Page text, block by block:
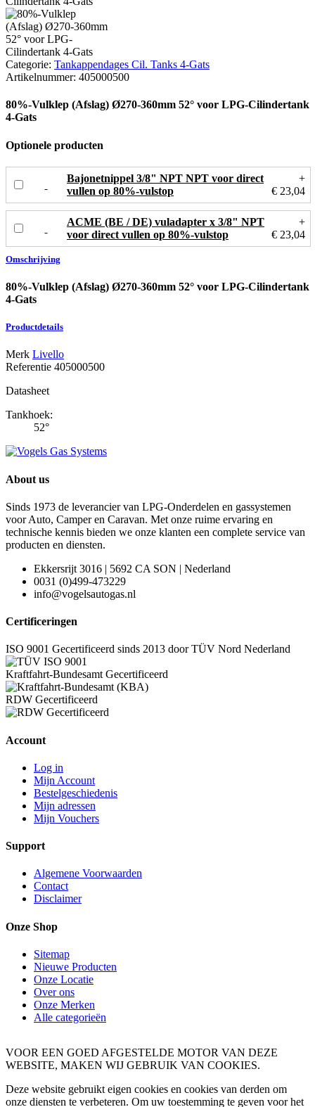
Categorie: Tankappendages Cil. Tanks 4-Gats
Artikelnummer: 405000500
80%-Vulklep (Afslag) Ø270-360mm 52° voor LPG-Cilindertank
4-Gats
Optionele producten
Bajonetnippel 3/8" NPT NPT voor direct
vullen op 80%-vulstop
+
€ 23,04
ACME (BE / DE) vuladapter x 3/8" NPT
voor direct vullen op 80%-vulstop
+
€ 23,04
Omschrijving
80%-Vulklep (Afslag) Ø270-360mm 52° voor LPG-Cilindertank
4-Gats
Productdetails
Merk Livello
Referentie 405000500
Datasheet
Tankhoek:
52°
About us
Sinds 1973 de leverancier van LPG-Onderdelen en gassystemen
voor Auto, Camper en Caravan. Met onze ruime ervaring en
technische kennis bieden we onze klanten een complete service van
producten en diensten.
Ekkersrijt 3016 | 5692 CA SON | Nederland
0031 (0)499-473229
info@vogelsautogas.nl
Certificeringen
ISO 9001 Gecertificeerd sinds 2013 door TÜV Nord Nederland
Kraftfahrt-Bundesamt Gecertificeerd
RDW Gecertificeerd
Account
Log in
Mijn Account
Bestelgeschiedenis
Mijn adressen
Mijn Vouchers
Support
Algemene Voorwaarden
Contact
Disclaimer
Onze Shop
Sitemap
Nieuwe Producten
Onze Locatie
Over ons
Onze Merken
Alle categorieën
VOOR EEN GOED AFGESTELDE MOTOR VAN DEZE
WEBSITE, MAKEN WIJ GEBRUIK VAN COOKIES.
Deze website gebruikt eigen cookies en cookies van derden om
onze diensten te verbeteren. Om uw toestemming te geven voor het